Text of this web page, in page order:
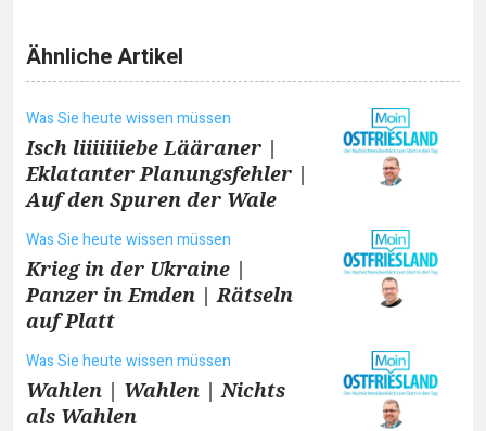
Ähnliche Artikel
Was Sie heute wissen müssen
Isch liiiiiiiebe Lääraner |
Eklatanter Planungsfehler |
Auf den Spuren der Wale
Was Sie heute wissen müssen
Krieg in der Ukraine |
Panzer in Emden | Rätseln
auf Platt
Was Sie heute wissen müssen
Wahlen | Wahlen | Nichts
als Wahlen